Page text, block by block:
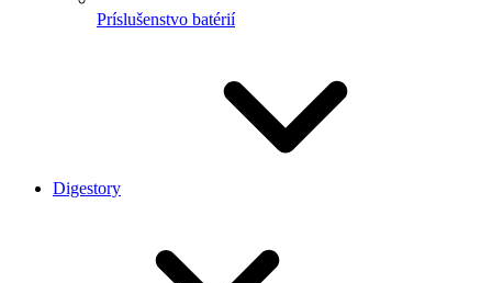
Príslušenstvo batérií
Digestory